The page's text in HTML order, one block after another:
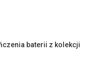
baterii z kolekcji